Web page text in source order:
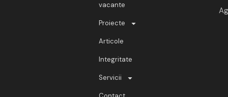
vacante
Proiecte
Articole
Integritate
Servicii